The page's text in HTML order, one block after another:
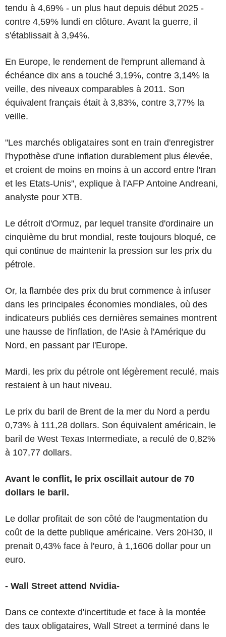
tendu à 4,69% - un plus haut depuis début 2025 -
contre 4,59% lundi en clôture. Avant la guerre, il
s'établissait à 3,94%.
En Europe, le rendement de l'emprunt allemand à
échéance dix ans a touché 3,19%, contre 3,14% la
veille, des niveaux comparables à 2011. Son
équivalent français était à 3,83%, contre 3,77% la
veille.
"Les marchés obligataires sont en train d'enregistrer
l'hypothèse d'une inflation durablement plus élevée,
et croient de moins en moins à un accord entre l'Iran
et les Etats-Unis", explique à l'AFP Antoine Andreani,
analyste pour XTB.
Le détroit d'Ormuz, par lequel transite d'ordinaire un
cinquième du brut mondial, reste toujours bloqué, ce
qui continue de maintenir la pression sur les prix du
pétrole.
Or, la flambée des prix du brut commence à infuser
dans les principales économies mondiales, où des
indicateurs publiés ces dernières semaines montrent
une hausse de l'inflation, de l'Asie à l'Amérique du
Nord, en passant par l'Europe.
Mardi, les prix du pétrole ont légèrement reculé, mais
restaient à un haut niveau.
Le prix du baril de Brent de la mer du Nord a perdu
0,73% à 111,28 dollars. Son équivalent américain, le
baril de West Texas Intermediate, a reculé de 0,82%
à 107,77 dollars.
Avant le conflit, le prix oscillait autour de 70
dollars le baril.
Le dollar profitait de son côté de l'augmentation du
coût de la dette publique américaine. Vers 20H30, il
prenait 0,43% face à l'euro, à 1,1606 dollar pour un
euro.
- Wall Street attend Nvidia-
Dans ce contexte d'incertitude et face à la montée
des taux obligataires, Wall Street a terminé dans le